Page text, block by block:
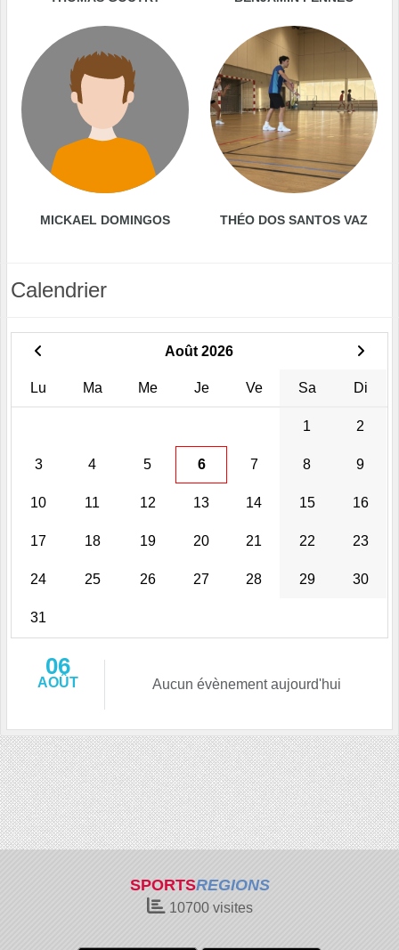
MICKAEL DOMINGOS THÉO DOS SANTOS VAZ
Calendrier
Août 2026
Lu Ma Me Je Ve Sa Di
1 2
3 4 5 6 7 8 9
10 11 12 13 14 15 16
17 18 19 20 21 22 23
24 25 26 27 28 29 30
31
06
AOÛT Aucun évènement aujourd'hui
SPORTSREGIONS
10700visites